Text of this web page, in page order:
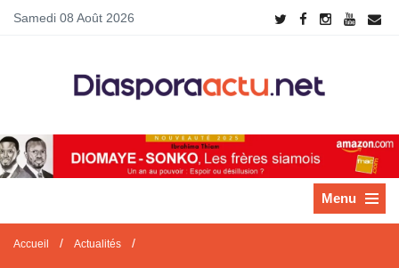
Samedi 08 Août 2026
Menu
Accueil / Actualités /